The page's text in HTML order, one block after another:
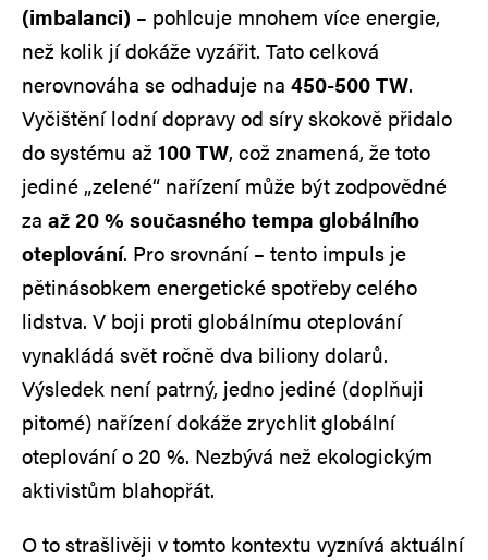
(imbalanci) – pohlcuje mnohem více energie,
než kolik jí dokáže vyzářit. Tato celková
nerovnováha se odhaduje na 450-500 TW.
Vyčištění lodní dopravy od síry skokově přidalo
do systému až100 TW, což znamená, že toto
jediné „zelené“ nařízení může být zodpovědné
za až 20 % současného tempa globálního
oteplování. Pro srovnání – tento impuls je
pětinásobkem energetické spotřeby celého
lidstva. V boji proti globálnímu oteplování
vynakládá svět ročně dva biliony dolarů.
Výsledek není patrný, jedno jediné (doplňuji
pitomé) nařízení dokáže zrychlit globální
oteplování o 20 %. Nezbývá než ekologickým
aktivistům blahopřát.
O to strašlivěji v tomto kontextu vyznívá aktuální